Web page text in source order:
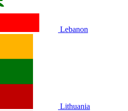
Lebanon
Lithuania